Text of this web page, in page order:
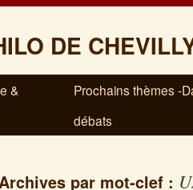
DE
&
Prochains thèmes -
débats
par mot-clef :